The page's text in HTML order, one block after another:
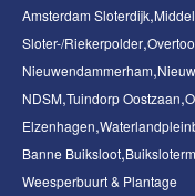
Amsterdam Sloterdijk
Sloter-/Riekerpolder
Nieuwendammerham
NDSM Tuindorp Oostzaan
Elzenhagen
Banne Buiksloot
Weesperbuurt & Plantage